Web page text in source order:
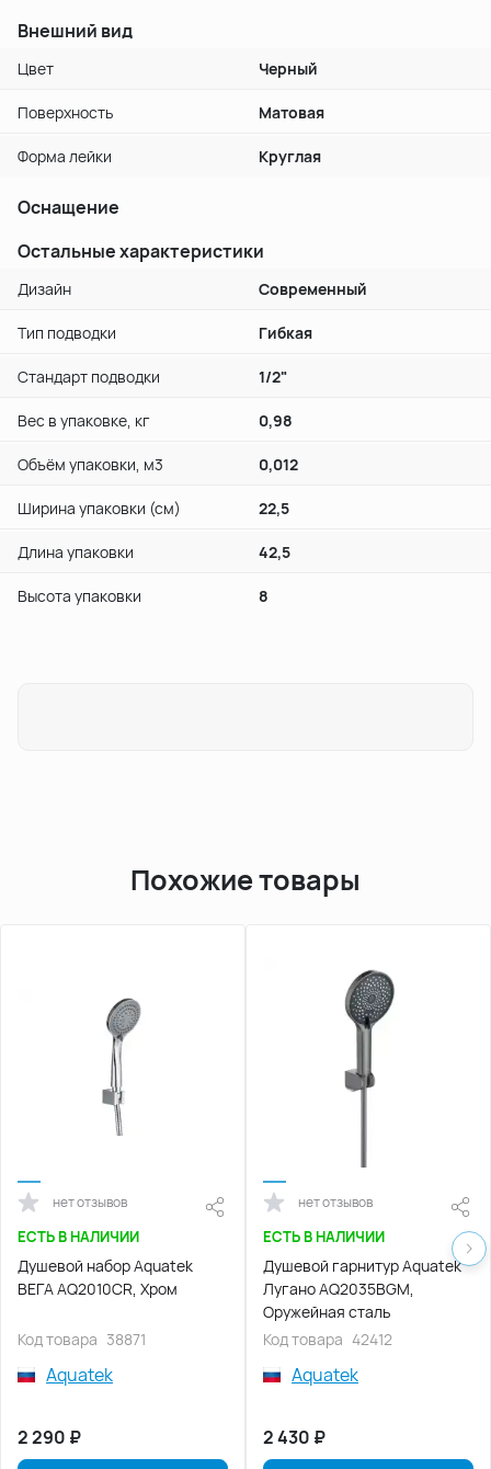
Внешний вид
Цвет Черный
Поверхность Матовая
Форма лейки Круглая
Оснащение
Остальные характеристики
Дизайн Современный
Тип подводки Гибкая
Стандарт подводки 1/2"
Вес в упаковке, кг 0,98
Объём упаковки, м3 0,012
Ширина упаковки (см) 22,5
Длина упаковки 42,5
Высота упаковки 8
Похожие товары
нет отзывов
ЕСТЬ В НАЛИЧИИ
Душевой набор Aquatek
ВЕГА AQ2010CR, Хром
Код товара 38871
Aquatek
2 290 ₽
нет отзывов
ЕСТЬ В НАЛИЧИИ
Душевой гарнитур Aquatek
Лугано AQ2035BGM,
Оружейная сталь
Код товара 42412
Aquatek
2 430 ₽